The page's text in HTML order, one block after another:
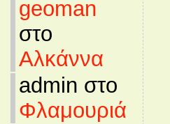
geoman
στο
Αλκάννα
admin στο
Φλαμουριά